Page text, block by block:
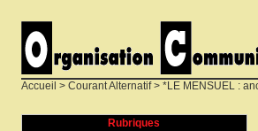
Accueil > Courant Alternatif> *LE MENSUEL :
Rubriques